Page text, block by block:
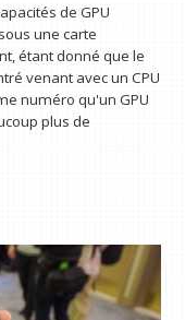
de GPU
une carte
étant donné que le
venant avec un CPU
numéro qu'un GPU
plus de